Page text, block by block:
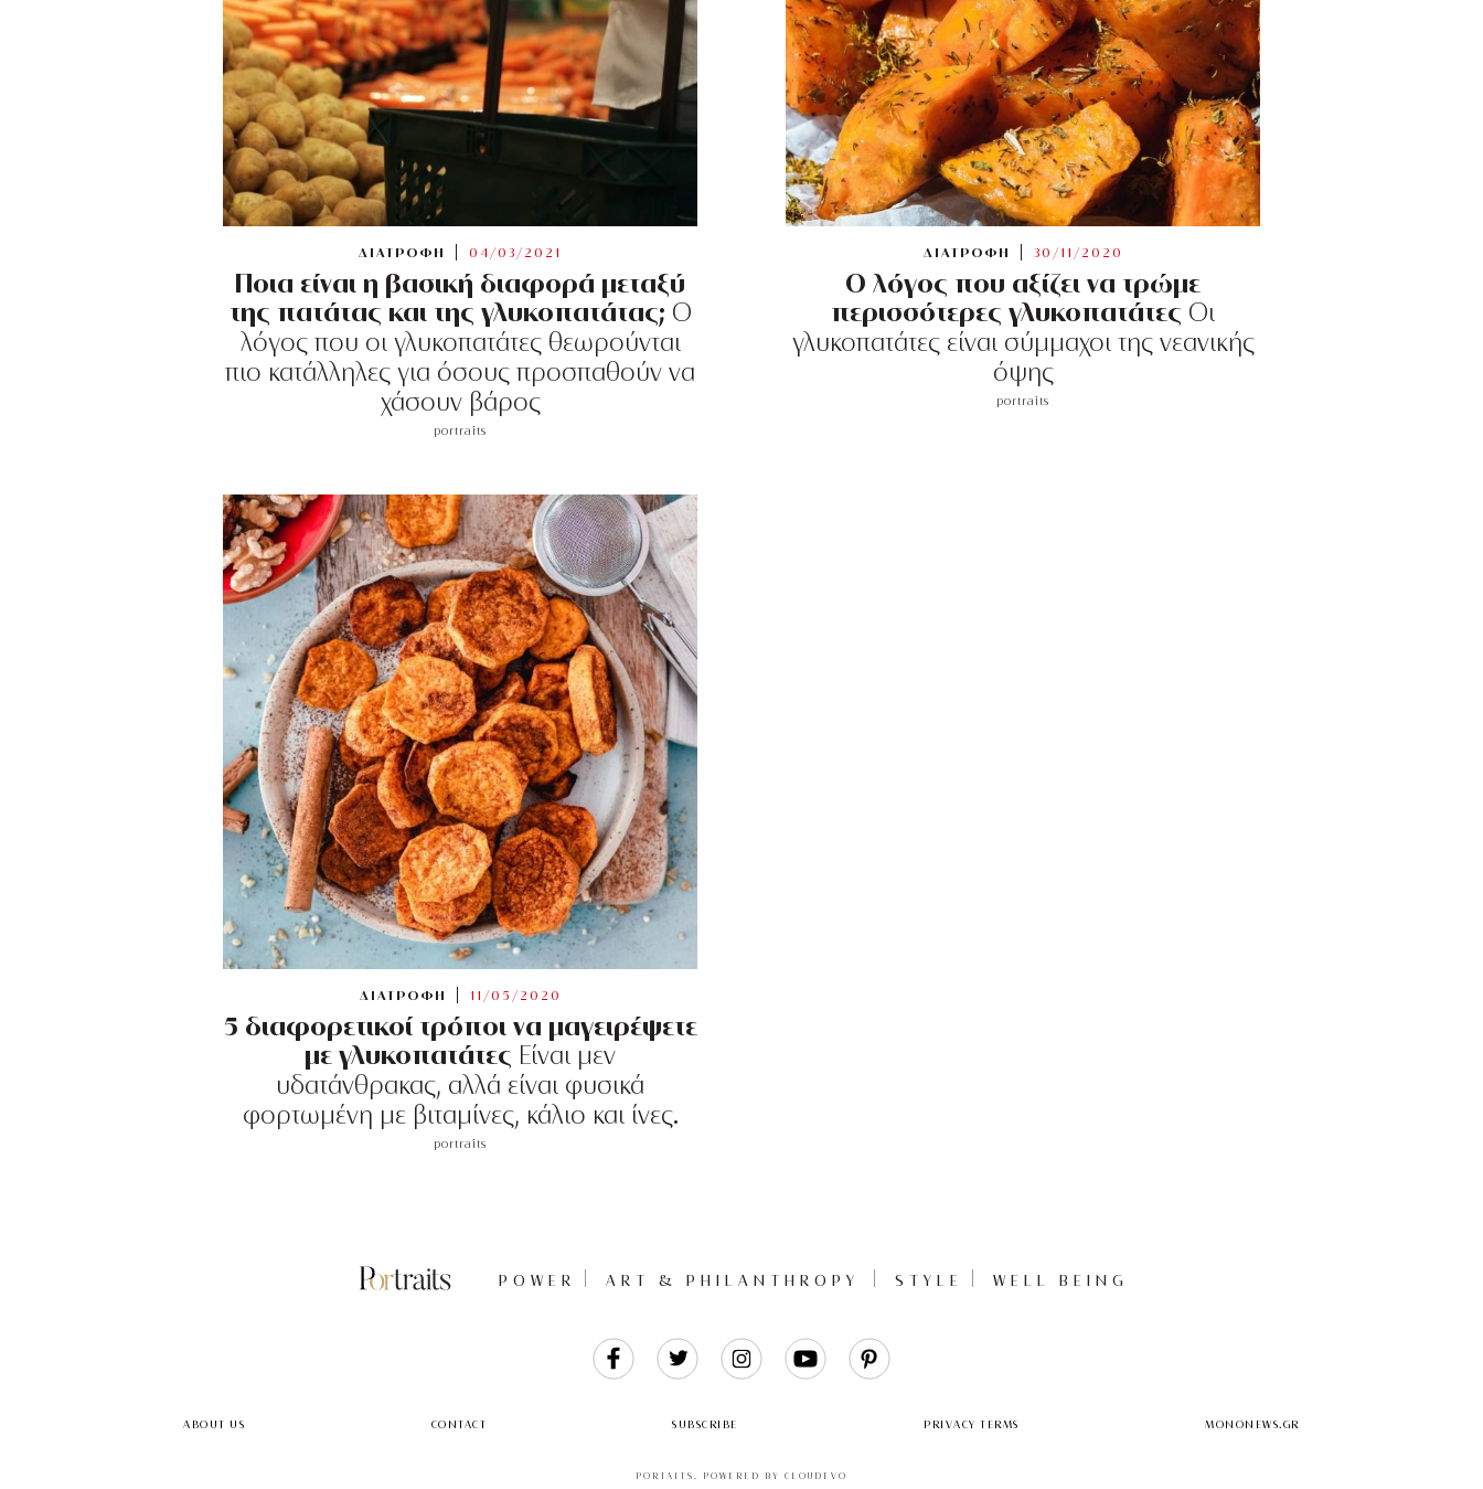
ΔΙΑΤΡΟΦΗ 04/03/2021
Ποια είναι η βασική διαφορά μεταξύ
της πατάτας και της γλυκοπατάτας; Ο
λόγος που οι γλυκοπατάτες θεωρούνται
πιο κατάλληλες για όσους προσπαθούν να
χάσουν βάρος
portraits
ΔΙΑΤΡΟΦΗ 30/11/2020
Ο λόγος που αξίζει να τρώμε
περισσότερες γλυκοπατάτες Οι
γλυκοπατάτες είναι σύμμαχοι της νεανικής
όψης
portraits
ΔΙΑΤΡΟΦΗ 11/05/2020
5 διαφορετικοί τρόποι να μαγειρέψετε
με γλυκοπατάτες Είναι μεν
υδατάνθρακας, αλλά είναι φυσικά
φορτωμένη με βιταμίνες, κάλιο και ίνες.
portraits
POWER ART & PHILANTHROPY STYLE WELL BEING
ABOUT US CONTACT SUBSCRIBE PRIVACY TERMS MONONEWS.GR
PORTAITS POWERED BY CLOUDEVO